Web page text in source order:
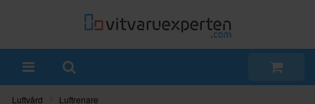
Luftvård Luftrenare